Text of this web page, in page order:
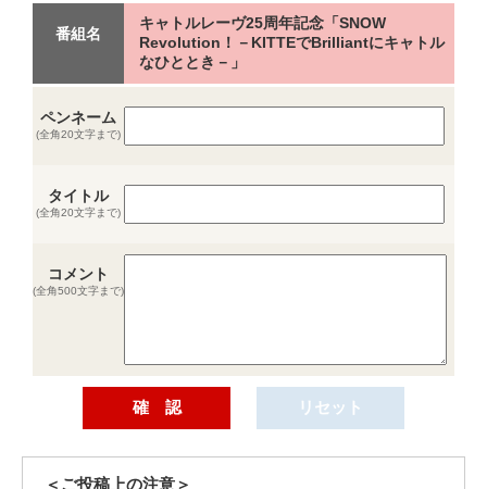
番組名
キャトルレーヴ25周年記念「SNOW
Revolution！－KITTEでBrilliantにキャトル
なひととき－」
ペンネーム
(全角20文字まで)
タイトル
(全角20文字まで)
コメント
(全角500文字まで)
＜ご投稿上の注意＞